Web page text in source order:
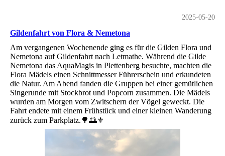
2025-05-20
Gildenfahrt von Flora & Nemetona
Am vergangenen Wochenende ging es für die Gilden Flora und
Nemetona auf Gildenfahrt nach Letmathe. Während die Gilde
Nemetona das AquaMagis in Plettenberg besuchte, machten die
Flora Mädels einen Schnittmesser Führerschein und erkundeten
die Natur. Am Abend fanden die Gruppen bei einer gemütlichen
Singerunde mit Stockbrot und Popcorn zusammen. Die Mädels
wurden am Morgen vom Zwitschern der Vögel geweckt. Die
Fahrt endete mit einem Frühstück und einer kleinen Wanderung
zurück zum Parkplatz.🌳🌅⚜️